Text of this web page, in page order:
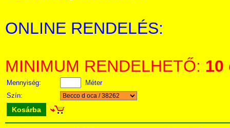
ONLINE RENDELÉS:
MINIMUM RENDELHETŐ: 10
Mennyiség:
Méter
Szín:
Kosárba